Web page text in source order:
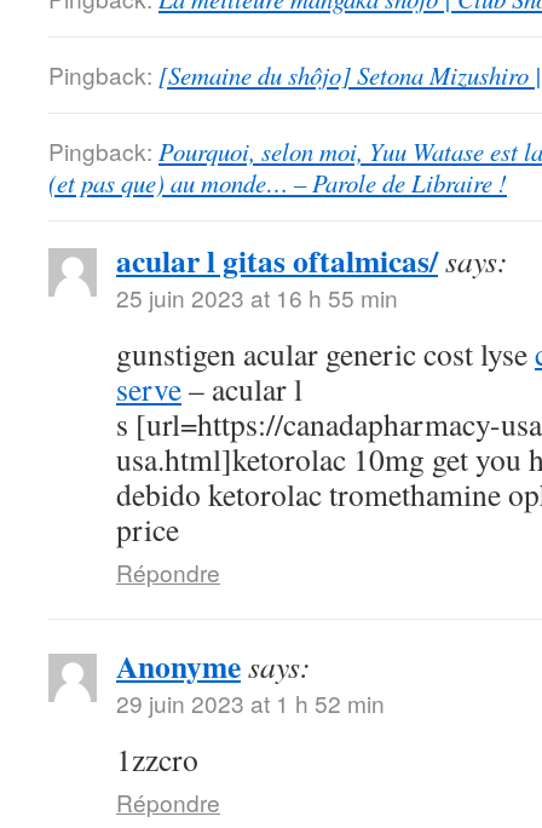
Pingback: [Semaine du shôjo] Setona Mizushiro
Pingback: Pourquoi, selon moi, Yuu Watase est
(et pas que) au monde… – Parole de Libraire !
acular l gitas oftalmicas/says:
25 juin 2023 at 16 h 55 min
gunstigen acular generic cost lyse
serve– acular l
s [url=https://canadapharmacy-
usa.html]ketorolac 10mg get you
debido ketorolac tromethamine
price
Répondre
Anonymesays:
29 juin 2023 at 1 h 52 min
1zzcro
Répondre